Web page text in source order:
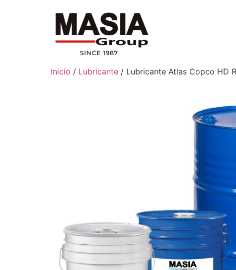
Inicio / Lubricante / Lubricante Atlas Copco HD